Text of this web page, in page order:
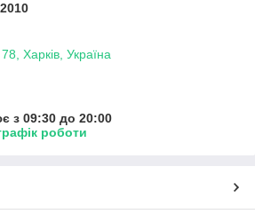
Харків, Україна
з 09:30 до 20:00
роботи